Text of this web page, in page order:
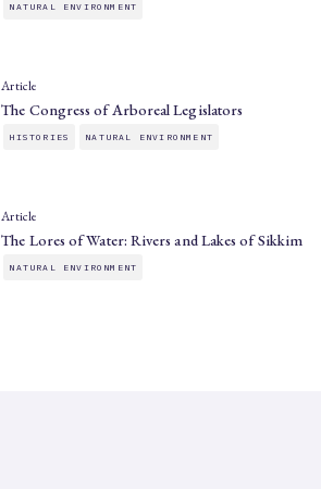
NATURAL ENVIRONMENT
Article
The Congress of Arboreal Legislators
HISTORIES NATURAL ENVIRONMENT
Article
The Lores of Water: Rivers and Lakes of Sikkim
NATURAL ENVIRONMENT